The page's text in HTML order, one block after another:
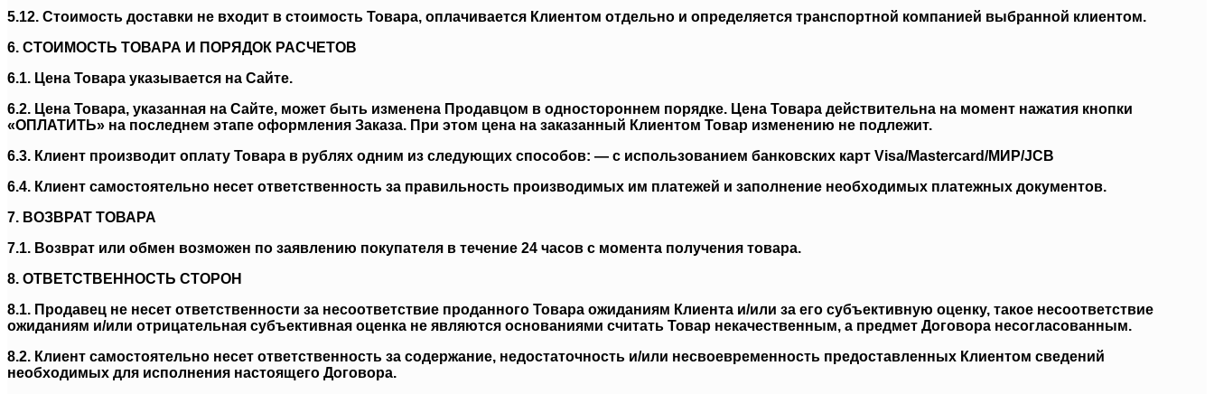
5.12. Стоимость доставки не входит в стоимость Товара, оплачивается Клиентом отдельно и определяется транспортной компанией выбранной клиентом.
6. СТОИМОСТЬ ТОВАРА И ПОРЯДОК РАСЧЕТОВ
6.1. Цена Товара указывается на Сайте.
6.2. Цена Товара, указанная на Сайте, может быть изменена Продавцом в одностороннем порядке. Цена Товара действительна на момент нажатия кнопки
«ОПЛАТИТЬ» на последнем этапе оформления Заказа. При этом цена на заказанный Клиентом Товар изменению не подлежит.
6.3. Клиент производит оплату Товара в рублях одним из следующих способов: — с использованием банковских карт Visa/Mastercard/МИР/JCB
6.4. Клиент самостоятельно несет ответственность за правильность производимых им платежей и заполнение необходимых платежных документов.
7. ВОЗВРАТ ТОВАРА
7.1. Возврат или обмен возможен по заявлению покупателя в течение 24 часов с момента получения товара.
8. ОТВЕТСТВЕННОСТЬ СТОРОН
8.1. Продавец не несет ответственности за несоответствие проданного Товара ожиданиям Клиента и/или за его субъективную оценку, такое несоответствие
ожиданиям и/или отрицательная субъективная оценка не являются основаниями считать Товар некачественным, а предмет Договора несогласованным.
8.2. Клиент самостоятельно несет ответственность за содержание, недостаточность и/или несвоевременность предоставленных Клиентом сведений
необходимых для исполнения настоящего Договора.